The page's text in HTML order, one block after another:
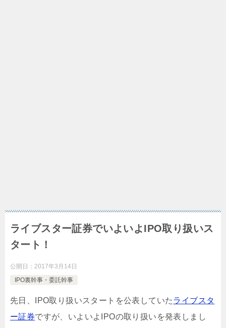
ライブスター証券でいよいよIPO取り扱いス
タート！
公開日： 2017年3月14日
IPO裏幹事・委託幹事
先日、IPO取り扱いスタートを公表していたライブスタ
ー証券ですが、いよいよIPOの取り扱いを発表しまし